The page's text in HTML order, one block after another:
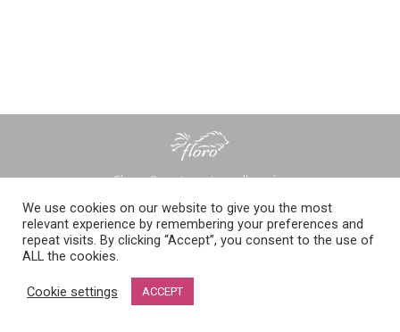
Floro - Sprzęt sportowy dla psów
floro menu
We use cookies on our website to give you the most
relevant experience by remembering your preferences and
repeat visits. By clicking “Accept”, you consent to the use of
ALL the cookies.
Cookie settings ACCEPT